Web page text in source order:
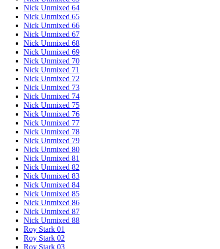
Nick Unmixed 64
Nick Unmixed 65
Nick Unmixed 66
Nick Unmixed 67
Nick Unmixed 68
Nick Unmixed 69
Nick Unmixed 70
Nick Unmixed 71
Nick Unmixed 72
Nick Unmixed 73
Nick Unmixed 74
Nick Unmixed 75
Nick Unmixed 76
Nick Unmixed 77
Nick Unmixed 78
Nick Unmixed 79
Nick Unmixed 80
Nick Unmixed 81
Nick Unmixed 82
Nick Unmixed 83
Nick Unmixed 84
Nick Unmixed 85
Nick Unmixed 86
Nick Unmixed 87
Nick Unmixed 88
Roy Stark 01
Roy Stark 02
Roy Stark 03